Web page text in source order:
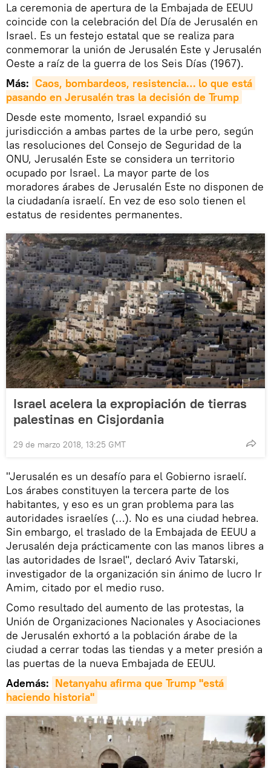
La ceremonia de apertura de la Embajada de EEUU
coincide con la celebración del Día de Jerusalén en
Israel. Es un festejo estatal que se realiza para
conmemorar la unión de Jerusalén Este y Jerusalén
Oeste a raíz de la guerra de los Seis Días (1967).
Más: Caos, bombardeos, resistencia… lo que está
pasando en Jerusalén tras la decisión de Trump
Desde este momento, Israel expandió su
jurisdicción a ambas partes de la urbe pero, según
las resoluciones del Consejo de Seguridad de la
ONU, Jerusalén Este se considera un territorio
ocupado por Israel. La mayor parte de los
moradores árabes de Jerusalén Este no disponen de
la ciudadanía israelí. En vez de eso solo tienen el
estatus de residentes permanentes.
Israel acelera la expropiación de tierras
palestinas en Cisjordania
29 de marzo 2018, 13:25 GMT
"Jerusalén es un desafío para el Gobierno israelí.
Los árabes constituyen la tercera parte de los
habitantes, y eso es un gran problema para las
autoridades israelíes (…). No es una ciudad hebrea.
Sin embargo, el traslado de la Embajada de EEUU a
Jerusalén deja prácticamente con las manos libres a
las autoridades de Israel", declaró Aviv Tatarski,
investigador de la organización sin ánimo de lucro Ir
Amim, citado por el medio ruso.
Como resultado del aumento de las protestas, la
Unión de Organizaciones Nacionales y Asociaciones
de Jerusalén exhortó a la población árabe de la
ciudad a cerrar todas las tiendas y a meter presión a
las puertas de la nueva Embajada de EEUU.
Además: Netanyahu afirma que Trump "está
haciendo historia"